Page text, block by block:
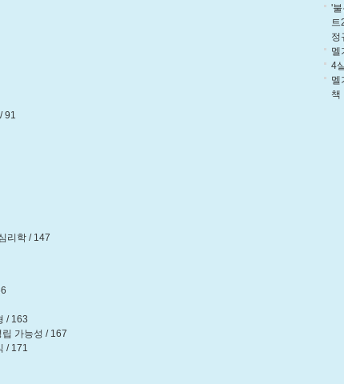
/ 91
리학 / 147
/ 163
가능성 / 167
/ 171
'
트
정
멜
4
멜
책